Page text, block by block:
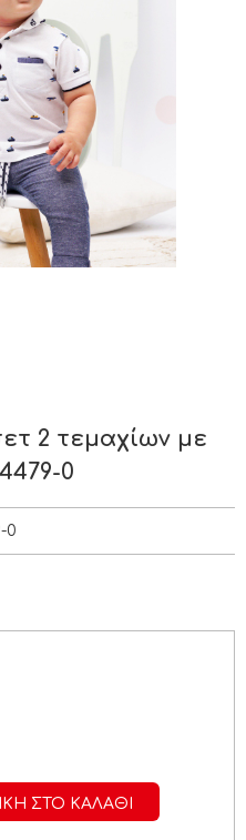
2 τεμαχίων με
0
0
ΣΤΟ ΚΑΛΆΘΙ